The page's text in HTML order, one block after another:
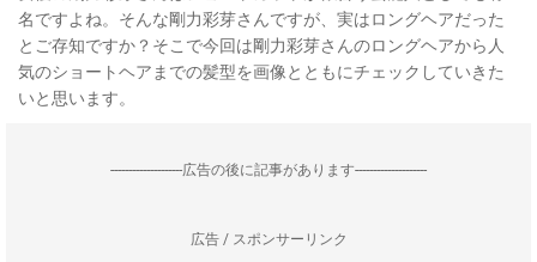
名ですよね。そんな剛力彩芽さんですが、実はロングヘアだった
とご存知ですか？そこで今回は剛力彩芽さんのロングヘアから人
気のショートヘアまでの髪型を画像とともにチェックしていきた
いと思います。
--------------------広告の後に記事があります--------------------
広告 / スポンサーリンク